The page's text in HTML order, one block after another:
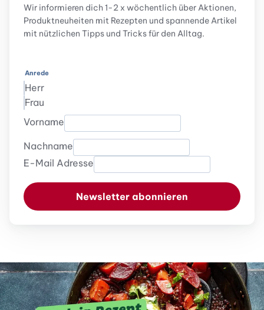
Wir informieren dich 1-2 x wöchentlich über Aktionen,
Produktneuheiten mit Rezepten und spannende Artikel
mit nützlichen Tipps und Tricks für den Alltag.
Anrede
Herr
Frau
Vorname
Nachname
E-Mail Adresse
Newsletter abonnieren